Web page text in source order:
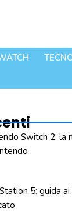
Switch 2: la
5: guida